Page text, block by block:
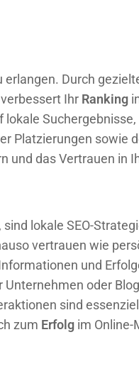
Durch
Ihr Ranking
lokale
Platzierungen sowie
und das Vertrauen in
lokale SEO-
vertrauen wie
und
Unternehmen oder
sind
zum Erfolg im Online-